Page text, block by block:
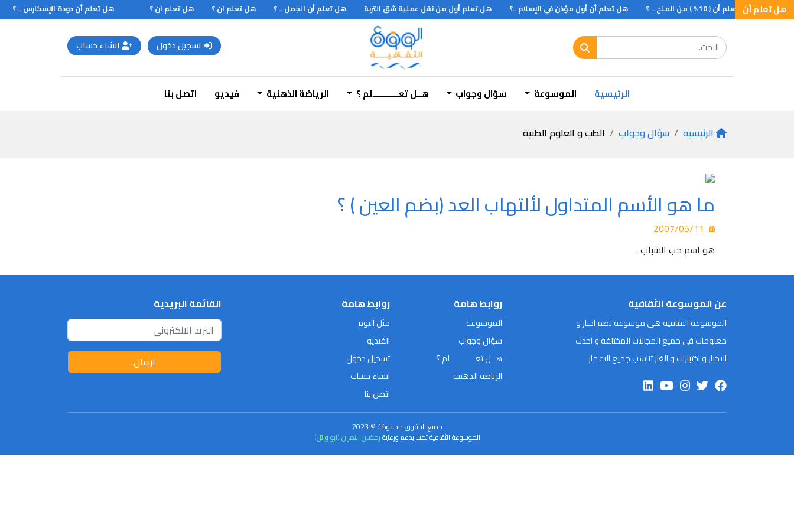
هل تعلم أنهــل تعلم أن ( 10% ) من الملح .. ؟ هل تعلم أن أول مؤذن في الإسلام ..؟ هل تعلم أول من نقل عملية شق التربة هل تعلم أن الجمل .. ؟ هل تعلم ان ؟ هل تعلم ان ؟ هل تعلم أن دودة الإسكارس .. ؟
تسجيل دخول انشاء حساب
الرئيسية الموسوعة سؤال وجواب هــل تعـــــــــــلم ؟ الرياضة الذهنية فيديو اتصل بنا
الرئيسية سؤال وجواب الطب و العلوم الطبية
ما هو الأسم المتداول لألتهاب العد (بضم العين ) ؟
هو اسم حب الشباب .
عن الموسوعة الثقافية
الموسوعة الثقافية هى موسوعة تضم اخبار و
معلومات فى جميع المجالات المختلفة و احدث
الاخبار و اختبارات و الغاز تناسب جميع الاعمار
روابط هامة
الموسوعة
سؤال وجواب
هــل تعـــــــــــلم ؟
الرياضة الذهنية
روابط هامة
مثل اليوم
الفيديو
تسجيل دخول
انشاء حساب
اتصل بنا
القائمة البريدية
ارسال
جميع الحقوق محفوظة © 2023
الموسوعة الثقافية تمت بدعم ورعايةرمضان النمران (ابو وائل)